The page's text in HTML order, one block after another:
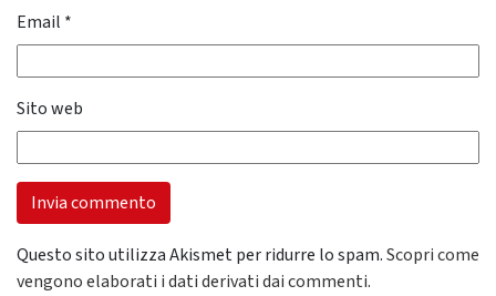
Email *
Sito web
Questo sito utilizza Akismet per ridurre lo spam.Scopri come
vengono elaborati i dati derivati dai commenti.